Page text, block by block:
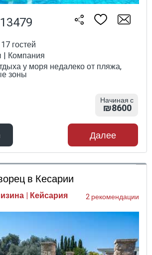
гостей
Компания
у моря недалеко от пляжа,
зоны
Начиная с
₪8600
Далее
в Кесарии
| Кейсария 2 рекомендации